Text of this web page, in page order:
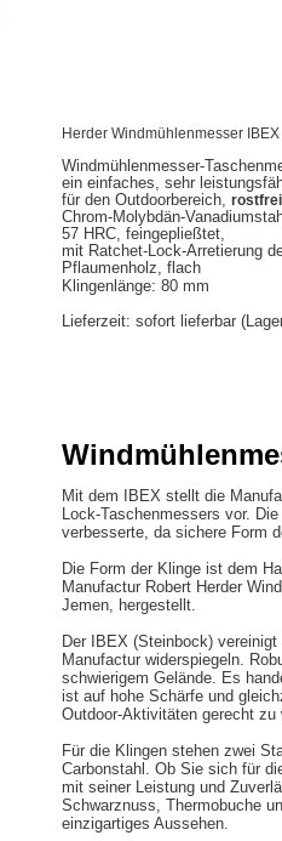
Herder Windmühlenmesser
Windmühlenmesser-
ein einfaches, sehr
für den Outdoorbereich,rostfrei
Chrom-Molybdän-
57 HRC, feingepließtet,
mit Ratchet-Lock-Arretierung
Pflaumenholz, flach
Klingenlänge: 80 mm
Lieferzeit:sofort lieferbar
Mit dem IBEX stellt die
Lock-Taschenmessers vor.
verbesserte, da sichere Form
Die Form der Klinge ist dem
Manufactur Robert Herder
Jemen, hergestellt.
Der IBEX (Steinbock)
Manufactur widerspiegeln.
schwierigem Gelände. Es
ist auf hohe Schärfe und
Outdoor-Aktivitäten gerecht zu
Für die Klingen stehen zwei
Carbonstahl. Ob Sie sich für
mit seiner Leistung und
Schwarznuss, Thermobuche
einzigartiges Aussehen.